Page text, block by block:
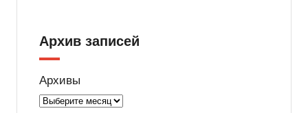
Архив записей
Архивы